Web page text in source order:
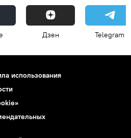
Дзен Telegram
использования